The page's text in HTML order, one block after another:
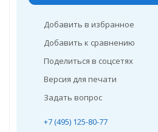
Добавить в избранное
Добавить к сравнению
Поделиться в соцсетях
Версия для печати
Задать вопрос
+7 (495) 125-80-77